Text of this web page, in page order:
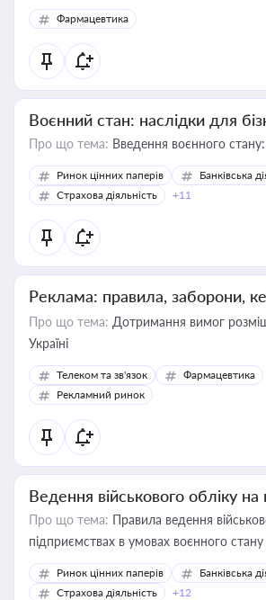
Фармацевтика
Воєнний стан: наслідки для
Про що тема: Введення воєнного
Ринок цінних паперів
Банківська
Страхова діяльність
+11
Реклама: правила, заборони,
Про що тема: Дотримання вимог
Україні
Телеком та зв'язок
Фармацевтика
Рекламний ринок
Ведення військового обліку на
Про що тема: Правила ведення
підприємствах в умовах воєнного стану
Ринок цінних паперів
Банківська
Страхова діяльність
+12